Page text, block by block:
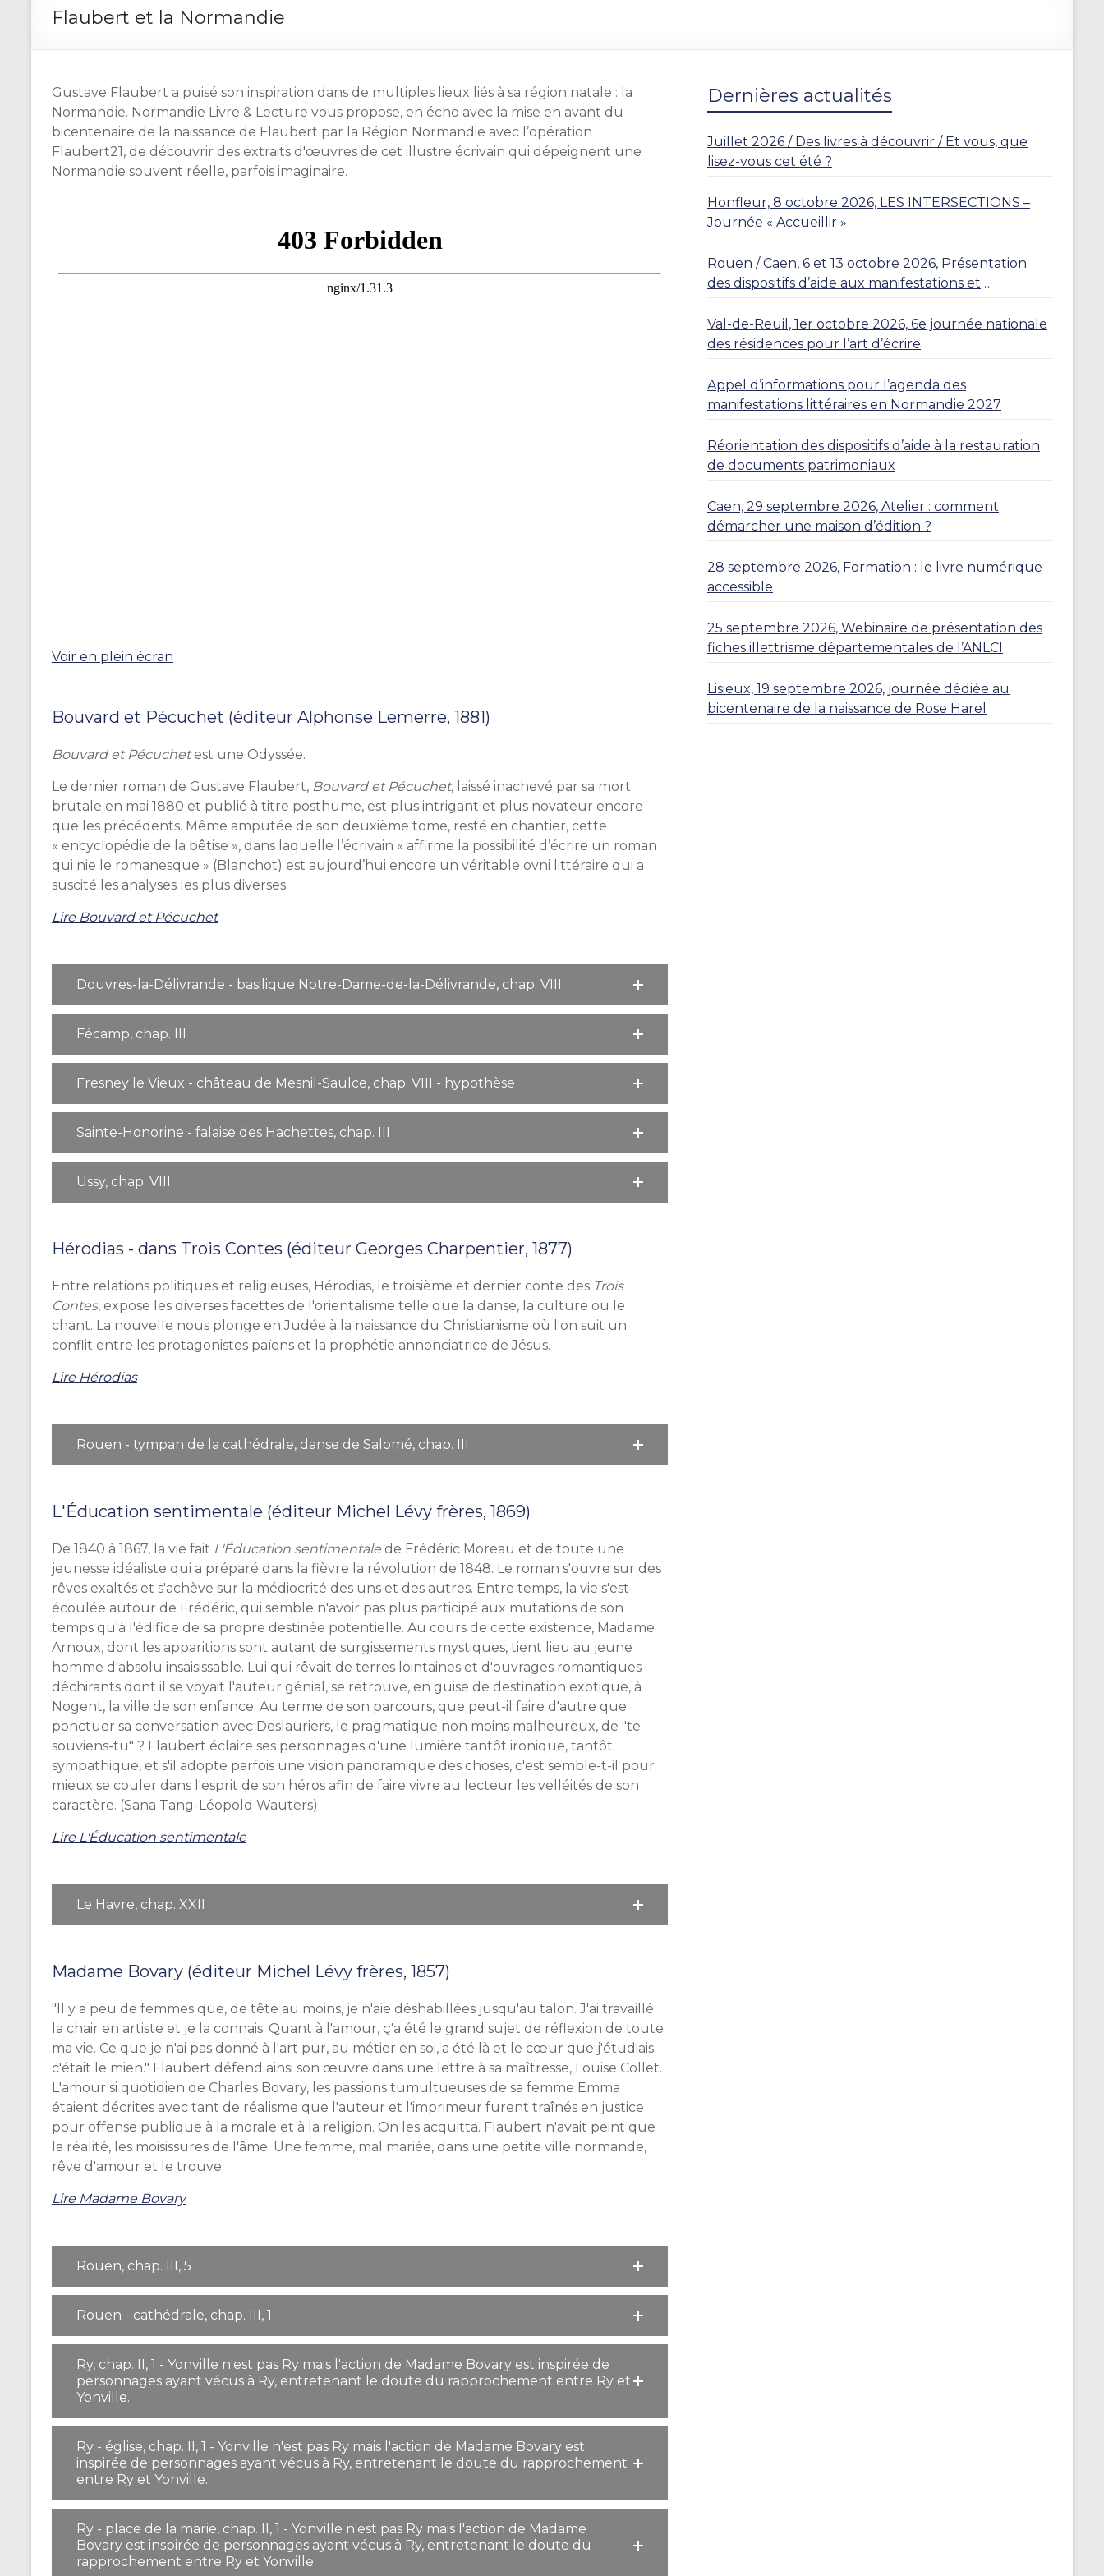
Flaubert et la Normandie
Gustave Flaubert a puisé son inspiration dans de multiples lieux liés à sa région natale : la
Normandie. Normandie Livre & Lecture vous propose, en écho avec la mise en avant du
bicentenaire de la naissance de Flaubert par la Région Normandie avec l’opération
Flaubert21, de découvrir des extraits d'œuvres de cet illustre écrivain qui dépeignent une
Normandie souvent réelle, parfois imaginaire.
Voir en plein écran
Bouvard et Pécuchet (éditeur Alphonse Lemerre, 1881)
Bouvard et Pécuchetest une Odyssée.
Le dernier roman de Gustave Flaubert, Bouvard et Pécuchet, laissé inachevé par sa mort
brutale en mai 1880 et publié à titre posthume, est plus intrigant et plus novateur encore
que les précédents. Même amputée de son deuxième tome, resté en chantier, cette
« encyclopédie de la bêtise », dans laquelle l’écrivain « affirme la possibilité d’écrire un roman
qui nie le romanesque » (Blanchot) est aujourd’hui encore un véritable ovni littéraire qui a
suscité les analyses les plus diverses.
Lire Bouvard et Pécuchet
Douvres-la-Délivrande - basilique Notre-Dame-de-la-Délivrande, chap. VIII
Fécamp, chap. III
Fresney le Vieux - château de Mesnil-Saulce, chap. VIII - hypothèse
Sainte-Honorine - falaise des Hachettes, chap. III
Ussy, chap. VIII
Hérodias - dans Trois Contes (éditeur Georges Charpentier, 1877)
Entre relations politiques et religieuses, Hérodias, le troisième et dernier conte des Trois
Contes, expose les diverses facettes de l'orientalisme telle que la danse, la culture ou le
chant. La nouvelle nous plonge en Judée à la naissance du Christianisme où l'on suit un
conflit entre les protagonistes païens et la prophétie annonciatrice de Jésus.
Lire Hérodias
Rouen - tympan de la cathédrale, danse de Salomé, chap. III
L'Éducation sentimentale (éditeur Michel Lévy frères, 1869)
De 1840 à 1867, la vie fait L'Éducation sentimentale de Frédéric Moreau et de toute une
jeunesse idéaliste qui a préparé dans la fièvre la révolution de 1848. Le roman s'ouvre sur des
rêves exaltés et s'achève sur la médiocrité des uns et des autres. Entre temps, la vie s'est
écoulée autour de Frédéric, qui semble n'avoir pas plus participé aux mutations de son
temps qu'à l'édifice de sa propre destinée potentielle. Au cours de cette existence, Madame
Arnoux, dont les apparitions sont autant de surgissements mystiques, tient lieu au jeune
homme d'absolu insaisissable. Lui qui rêvait de terres lointaines et d'ouvrages romantiques
déchirants dont il se voyait l'auteur génial, se retrouve, en guise de destination exotique, à
Nogent, la ville de son enfance. Au terme de son parcours, que peut-il faire d'autre que
ponctuer sa conversation avec Deslauriers, le pragmatique non moins malheureux, de "te
souviens-tu" ? Flaubert éclaire ses personnages d'une lumière tantôt ironique, tantôt
sympathique, et s'il adopte parfois une vision panoramique des choses, c'est semble-t-il pour
mieux se couler dans l'esprit de son héros afin de faire vivre au lecteur les velléités de son
caractère. (Sana Tang-Léopold Wauters)
Lire L'Éducation sentimentale
Le Havre, chap. XXII
Madame Bovary (éditeur Michel Lévy frères, 1857)
"Il y a peu de femmes que, de tête au moins, je n'aie déshabillées jusqu'au talon. J'ai travaillé
la chair en artiste et je la connais. Quant à l'amour, ç'a été le grand sujet de réflexion de toute
ma vie. Ce que je n'ai pas donné à l'art pur, au métier en soi, a été là et le cœur que j'étudiais
c'était le mien." Flaubert défend ainsi son œuvre dans une lettre à sa maîtresse, Louise Collet.
L'amour si quotidien de Charles Bovary, les passions tumultueuses de sa femme Emma
étaient décrites avec tant de réalisme que l'auteur et l'imprimeur furent traînés en justice
pour offense publique à la morale et à la religion. On les acquitta. Flaubert n'avait peint que
la réalité, les moisissures de l'âme. Une femme, mal mariée, dans une petite ville normande,
rêve d'amour et le trouve.
Lire Madame Bovary
Rouen, chap. III, 5
Rouen - cathédrale, chap. III, 1
Ry, chap. II, 1 - Yonville n'est pas Ry mais l'action de Madame Bovary est inspirée de
personnages ayant vécus à Ry, entretenant le doute du rapprochement entre Ry et
Yonville.
Ry - église, chap. II, 1 - Yonville n'est pas Ry mais l'action de Madame Bovary est
inspirée de personnages ayant vécus à Ry, entretenant le doute du rapprochement
entre Ry et Yonville.
Ry - place de la marie, chap. II, 1 - Yonville n'est pas Ry mais l'action de Madame
Bovary est inspirée de personnages ayant vécus à Ry, entretenant le doute du
rapprochement entre Ry et Yonville.
Dernières actualités
Juillet 2026 / Des livres à découvrir / Et vous, que
lisez-vous cet été ?
Honfleur, 8 octobre 2026, LES INTERSECTIONS –
Journée « Accueillir »
Rouen / Caen, 6 et 13 octobre 2026, Présentation
des dispositifs d’aide aux manifestations et
Val-de-Reuil, 1er octobre 2026, 6e journée nationale
des résidences pour l’art d’écrire
Appel d’informations pour l’agenda des
manifestations littéraires en Normandie 2027
Réorientation des dispositifs d’aide à la restauration
de documents patrimoniaux
Caen, 29 septembre 2026, Atelier : comment
démarcher une maison d’édition ?
28 septembre 2026, Formation : le livre numérique
accessible
25 septembre 2026, Webinaire de présentation des
fiches illettrisme départementales de l’ANLCI
Lisieux, 19 septembre 2026, journée dédiée au
bicentenaire de la naissance de Rose Harel